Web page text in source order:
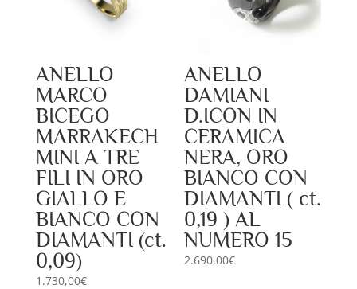
ANELLO
MARCO
BICEGO
MARRAKECH
MINI A TRE
FILI IN ORO
GIALLO E
BIANCO CON
DIAMANTI (ct.
0,09)
1.730,00€
ANELLO
DAMIANI
D.ICON IN
CERAMICA
NERA, ORO
BIANCO CON
DIAMANTI ( ct.
0,19 ) AL
NUMERO 15
2.690,00€